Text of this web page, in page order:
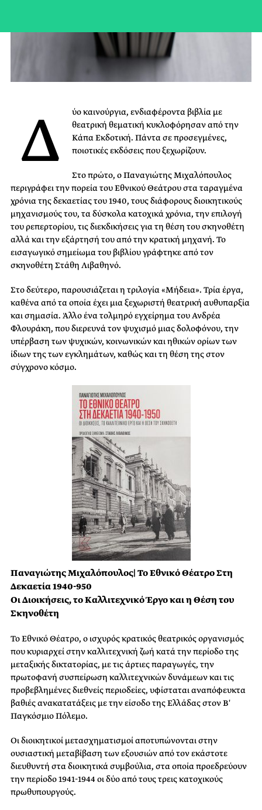
Δ
ύο καινούργια, ενδιαφέροντα βιβλία με
θεατρική θεματική κυκλοφόρησαν από την
Κάπα Εκδοτική. Πάντα σε προσεγμένες,
ποιοτικές εκδόσεις που ξεχωρίζουν.
Στο πρώτο, ο Παναγιώτης Μιχαλόπουλος
περιγράφει την πορεία του Εθνικού Θεάτρου στα ταραγμένα
χρόνια της δεκαετίας του 1940, τους διάφορους διοικητικούς
μηχανισμούς του, τα δύσκολα κατοχικά χρόνια, την επιλογή
του ρεπερτορίου, τις διεκδικήσεις για τη θέση του σκηνοθέτη
αλλά και την εξάρτησή του από την κρατική μηχανή. Το
εισαγωγικό σημείωμα του βιβλίου γράφτηκε από τον
σκηνοθέτη Στάθη Λιβαθηνό.
Στο δεύτερο, παρουσιάζεται η τριλογία «Μήδεια». Τρία έργα,
καθένα από τα οποία έχει μια ξεχωριστή θεατρική αυθυπαρξία
και σημασία. Άλλο ένα τολμηρό εγχείρημα του Ανδρέα
Φλουράκη, που διερευνά τον ψυχισμό μιας δολοφόνου, την
υπέρβαση των ψυχικών, κοινωνικών και ηθικών ορίων των
ίδιων της των εγκλημάτων, καθώς και τη θέση της στον
σύγχρονο κόσμο.
Παναγιώτης Μιχαλόπουλος| Το Εθνικό Θέατρο Στη
Δεκαετία 1940-950
Οι Διοικήσεις, το Καλλιτεχνικό Έργο και η Θέση του
Σκηνοθέτη
Το Εθνικό Θέατρο, ο ισχυρός κρατικός θεατρικός οργανισμός
που κυριαρχεί στην καλλιτεχνική ζωή κατά την περίοδο της
μεταξικής δικτατορίας, με τις άρτιες παραγωγές, την
πρωτοφανή συσπείρωση καλλιτεχνικών δυνάμεων και τις
προβεβλημένες διεθνείς περιοδείες, υφίσταται αναπόφευκτα
βαθιές ανακατατάξεις με την είσοδο της Ελλάδας στον Β′
Παγκόσμιο Πόλεμο.
Οι διοικητικοί μετασχηματισμοί αποτυπώνονται στην
ουσιαστική μεταβίβαση των εξουσιών από τον εκάστοτε
διευθυντή στα διοικητικά συμβούλια, στα οποία προεδρεύουν
την περίοδο 1941-1944 οι δύο από τους τρεις κατοχικούς
πρωθυπουργούς.